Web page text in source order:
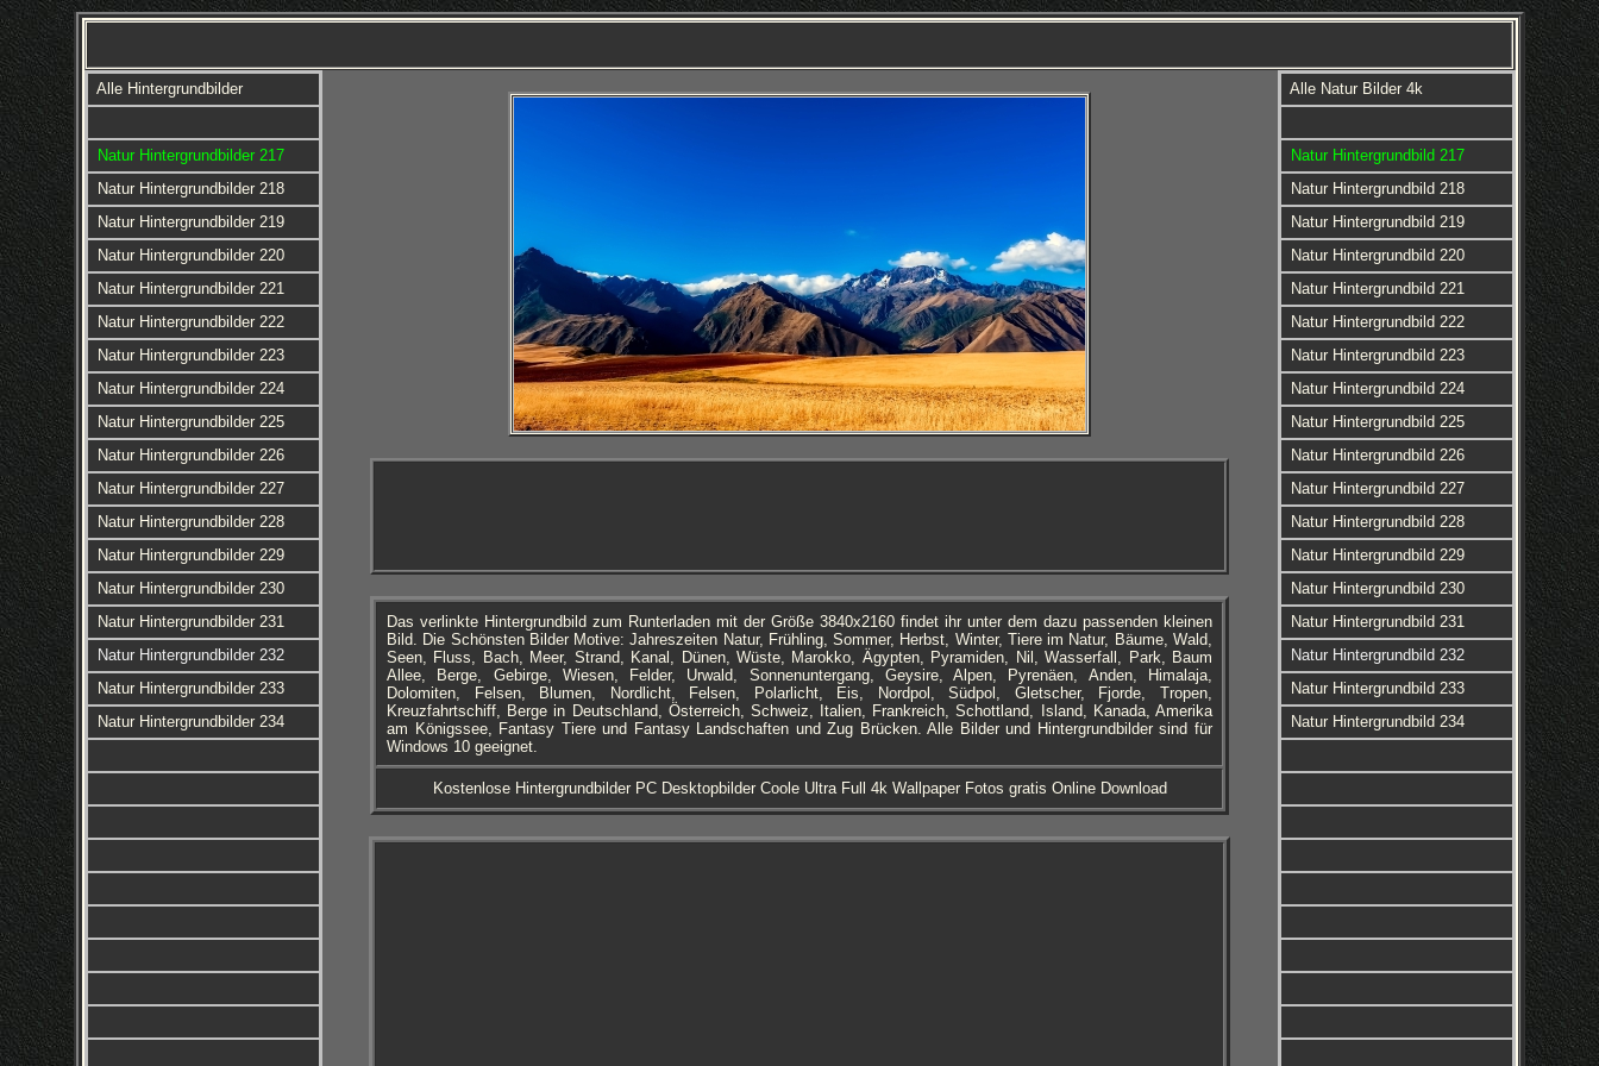
Alle Hintergrundbilder
Natur Hintergrundbilder 217
Natur Hintergrundbilder 218
Natur Hintergrundbilder 219
Natur Hintergrundbilder 220
Natur Hintergrundbilder 221
Natur Hintergrundbilder 222
Natur Hintergrundbilder 223
Natur Hintergrundbilder 224
Natur Hintergrundbilder 225
Natur Hintergrundbilder 226
Natur Hintergrundbilder 227
Natur Hintergrundbilder 228
Natur Hintergrundbilder 229
Natur Hintergrundbilder 230
Natur Hintergrundbilder 231
Natur Hintergrundbilder 232
Natur Hintergrundbilder 233
Natur Hintergrundbilder 234
Das verlinkte Hintergrundbild zum Runterladen mit der Größe 3840x2160 findet ihr unter dem dazu passenden kleinen
Bild. Die Schönsten Bilder Motive: Jahreszeiten Natur, Frühling, Sommer, Herbst, Winter, Tiere im Natur, Bäume, Wald,
Seen, Fluss, Bach, Meer, Strand, Kanal, Dünen, Wüste, Marokko, Ägypten, Pyramiden, Nil, Wasserfall, Park, Baum
Allee, Berge, Gebirge, Wiesen, Felder, Urwald, Sonnenuntergang, Geysire, Alpen, Pyrenäen, Anden, Himalaja,
Dolomiten, Felsen, Blumen, Nordlicht, Felsen, Polarlicht, Eis, Nordpol, Südpol, Gletscher, Fjorde, Tropen,
Kreuzfahrtschiff, Berge in Deutschland, Österreich, Schweiz, Italien, Frankreich, Schottland, Island, Kanada, Amerika
am Königssee, Fantasy Tiere und Fantasy Landschaften und Zug Brücken. Alle Bilder und Hintergrundbilder sind für
Windows 10 geeignet.
Kostenlose Hintergrundbilder PC Desktopbilder Coole Ultra Full 4k Wallpaper Fotos gratis Online Download
Alle Natur Bilder 4k
Natur Hintergrundbild 217
Natur Hintergrundbild 218
Natur Hintergrundbild 219
Natur Hintergrundbild 220
Natur Hintergrundbild 221
Natur Hintergrundbild 222
Natur Hintergrundbild 223
Natur Hintergrundbild 224
Natur Hintergrundbild 225
Natur Hintergrundbild 226
Natur Hintergrundbild 227
Natur Hintergrundbild 228
Natur Hintergrundbild 229
Natur Hintergrundbild 230
Natur Hintergrundbild 231
Natur Hintergrundbild 232
Natur Hintergrundbild 233
Natur Hintergrundbild 234